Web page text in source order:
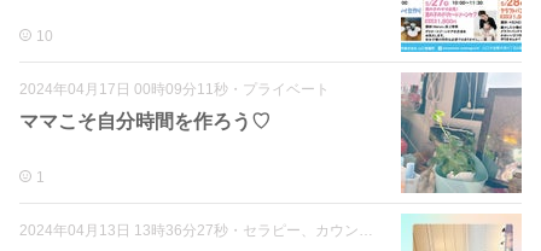
10
2024年04月17日 00時09分11秒 ・ プライベート
ママこそ自分時間を作ろう♡
1
2024年04月13日 13時36分27秒 ・ セラピー、カウンセリング各種